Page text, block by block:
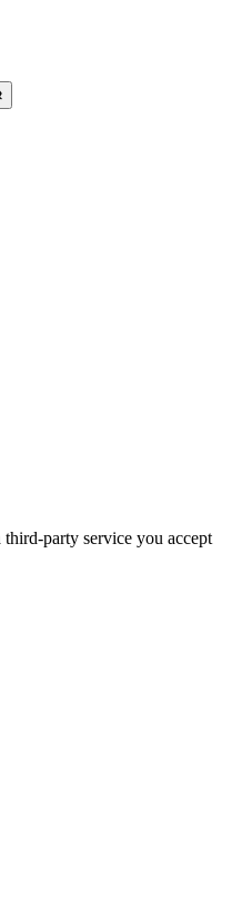
party service you accept